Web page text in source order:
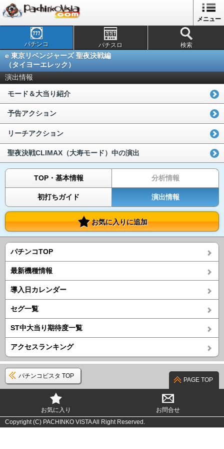
メニュー
パチンコ パチスロ 検索
e 東京リベンジャーズ 聖夜決戦編
（タイヨーエレック）
演出情報
モード＆大当り紹介
予告アクション
リーチアクション
聖夜決戦CLIMAX（大寿モード）中の演出
TOP・基本情報 分析情報
初打ちガイド 演出情報
お気に入りに追加
パチンコTOP
最新機種情報
導入日カレンダー
セグ一覧
ST中大当り期待度一覧
アクセスランキング
パチンコビスタ TOP
PAGE TOP
お気に入り
お問合せ
Copyright (C) PACHINKO VISTA All Right Reserved.